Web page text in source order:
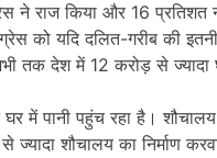
ने राज किया और 16 प्रतिशत
को यदि दलित-गरीब की
तक देश में 12 करोड़ से ज्यादा
में पानी पहुंच रहा है।
ज्यादा शौचालय का निर्माण